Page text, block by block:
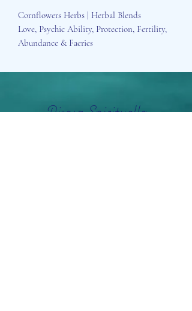
Cornflowers Herbs | Herbal Blends
Love, Psychic Ability, Protection, Fertility,
Abundance & Faeries
Aisosa Spirituella